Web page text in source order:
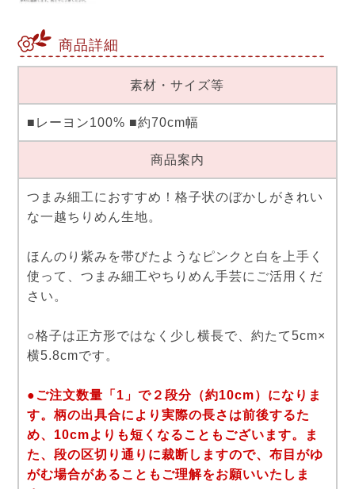
商品詳細
素材・サイズ等
■レーヨン100% ■約70cm幅
商品案内
つまみ細工におすすめ！格子状のぼかしがきれい
な一越ちりめん生地。
ほんのり紫みを帯びたようなピンクと白を上手く
使って、つまみ細工やちりめん手芸にご活用くだ
さい。
○格子は正方形ではなく少し横長で、約たて5cm×
横5.8cmです。
●ご注文数量「1」で２段分（約10cm）になりま
す。柄の出具合により実際の長さは前後するた
め、10cmよりも短くなることもございます。ま
た、段の区切り通りに裁断しますので、布目がゆ
がむ場合があることもご理解をお願いいたしま